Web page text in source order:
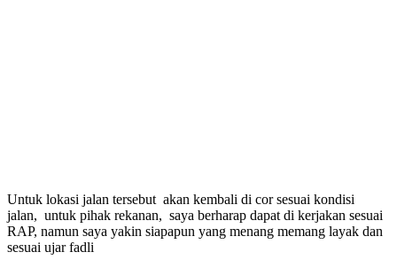
Untuk lokasi jalan tersebut akan kembali di cor sesuai kondisi
jalan, untuk pihak rekanan, saya berharap dapat di kerjakan sesuai
RAP, namun saya yakin siapapun yang menang memang layak dan
sesuai ujar fadli